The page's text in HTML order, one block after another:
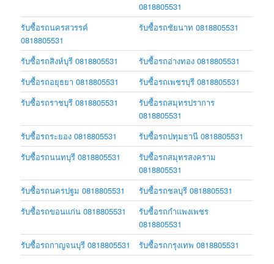
0818805531
รับซื้อรถนครสวรรค์
0818805531
รับซื้อรถชัยนาท 0818805531
รับซื้อรถสิงห์บุรี 0818805531
รับซื้อรถอ่างทอง 0818805531
รับซื้อรถอยุธยา 0818805531
รับซื้อรถเพชรบุรี 0818805531
รับซื้อรถราชบุรี 0818805531
รับซื้อรถสมุทรปราการ
0818805531
รับซื้อรถระยอง 0818805531
รับซื้อรถปทุมธานี 0818805531
รับซื้อรถนนทบุรี 0818805531
รับซื้อรถสมุทรสงคราม
0818805531
รับซื้อรถนครปฐม 0818805531
รับซื้อรถชลบุรี 0818805531
รับซื้อรถขอนแก่น 0818805531
รับซื้อรถกำแพงเพชร
0818805531
รับซื้อรถกาญจนบุรี 0818805531
รับซื้อรถกรุงเทพ 0818805531